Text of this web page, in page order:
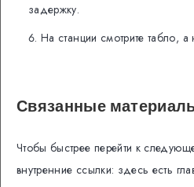
задержку.
На станции смотрите табло,
Связанные
Чтобы быстрее перейти к
внутренние ссылки: здесь есть